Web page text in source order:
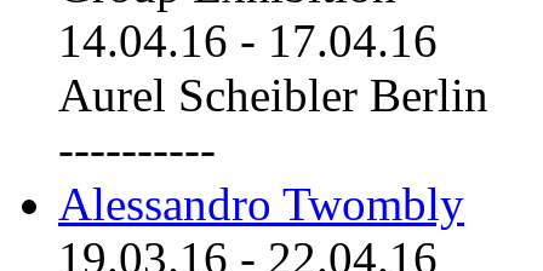
14.04.16 - 17.04.16
Aurel Scheibler Berlin
----------
Alessandro Twombly
19.03.16 - 22.04.16